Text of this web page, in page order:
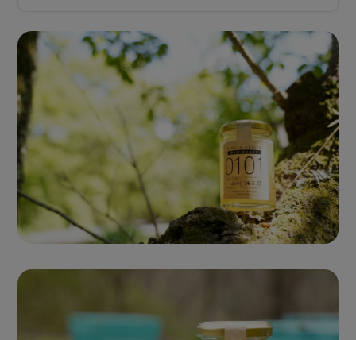
シングルオリジンハニー